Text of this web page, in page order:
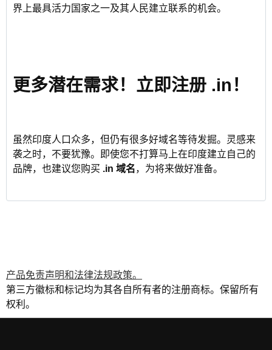
界上最具活力国家之一及其人民建立联系的机会。
更多潜在需求！立即注册 .in！
虽然印度人口众多，但仍有很多好域名等待发掘。灵感来
袭之时，不要犹豫。即使您不打算马上在印度建立自己的
品牌，也建议您购买 .in 域名，为将来做好准备。
产品免责声明和法律法规政策。
第三方徽标和标记均为其各自所有者的注册商标。保留所有
权利。